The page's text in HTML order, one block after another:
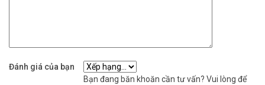
Đánh giá của bạn
Bạn đang băn khoăn cần tư vấn? Vui lòng để